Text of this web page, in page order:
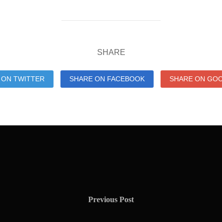
SHARE
TWITTER SHARE ON FACEBOOK SHARE ON
Previous Post